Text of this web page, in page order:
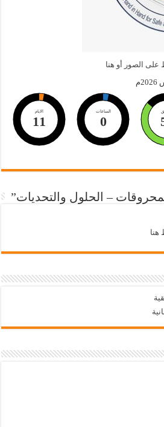
على الصور أو هنا
الايام
11
الساعات
0
– الحلول والتحديات”
هنا